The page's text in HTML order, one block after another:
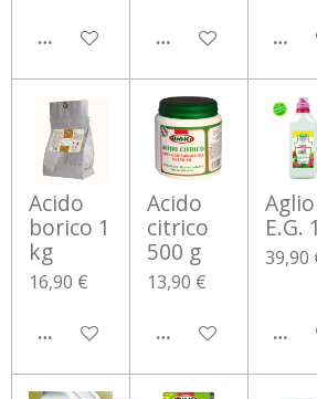
AGGIUNGI AL CARRELLO
AGGIUNGI AL
Acido
borico 1
kg
16,90 €
AGGIUNGI AL CARRELLO
Acido
citrico
500 g
13,90 €
AGGIUNGI AL
Aglio
E.G.
39,90